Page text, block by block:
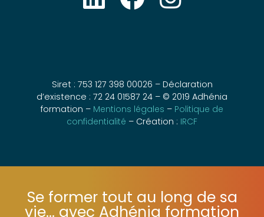
Siret : 753 127 398 00026 – Déclaration
d’existence : 72 24 01587 24 – © 2019 Adhénia
formation –Mentions légales– Politique de
Se former tout au long de sa